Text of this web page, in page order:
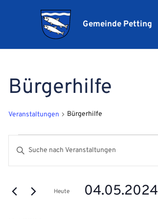
Gemeinde Petting
Bürgerhilfe
Veranstaltungen Bürgerhilfe
Suche
und
Ansichten,
Navigation
Bitte
Suche
Heute 04.05.2024